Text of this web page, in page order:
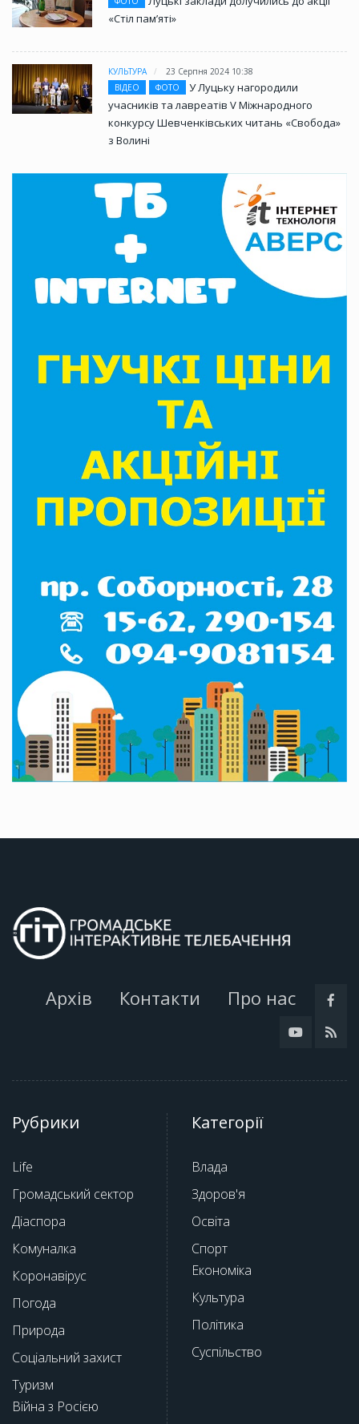
«Стіл памʼяті»
КУЛЬТУРА
23 Серпня 2024 10:38
ВІДЕО
ФОТО
У Луцьку нагородили
учасників та лавреатів V Міжнародного
конкурсу Шевченківських читань «Свобода»
з Волині
Архів Контакти Про нас
Рубрики
Life
Громадський сектор
Діаспора
Комуналка
Коронавірус
Погода
Природа
Соціальний захист
Туризм
Війна з Росією
Категорії
Влада
Здоров'я
Освіта
Спорт
Економіка
Культура
Політика
Суспільство